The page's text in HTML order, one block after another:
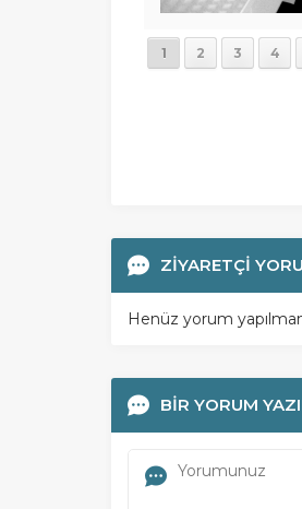
1 2 3 4
ZİYARETÇİ
Henüz yorum
BİR YORUM